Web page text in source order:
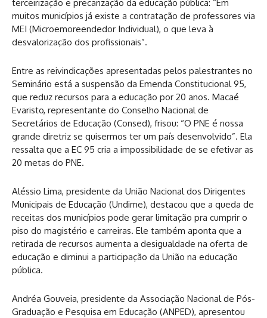
terceirização e precarização da educação pública: “Em
muitos municípios já existe a contratação de professores via
MEI (Microemoreendedor Individual), o que leva à
desvalorização dos profissionais”.
Entre as reivindicações apresentadas pelos palestrantes no
Seminário está a suspensão da Emenda Constitucional 95,
que reduz recursos para a educação por 20 anos. Macaé
Evaristo, representante do Conselho Nacional de
Secretários de Educação (Consed), frisou: “O PNE é nossa
grande diretriz se quisermos ter um país desenvolvido”. Ela
ressalta que a EC 95 cria a impossibilidade de se efetivar as
20 metas do PNE.
Aléssio Lima, presidente da União Nacional dos Dirigentes
Municipais de Educação (Undime), destacou que a queda de
receitas dos municípios pode gerar limitação pra cumprir o
piso do magistério e carreiras. Ele também aponta que a
retirada de recursos aumenta a desigualdade na oferta de
educação e diminui a participação da União na educação
pública.
Andréa Gouveia, presidente da Associação Nacional de Pós-
Graduação e Pesquisa em Educação (ANPED), apresentou